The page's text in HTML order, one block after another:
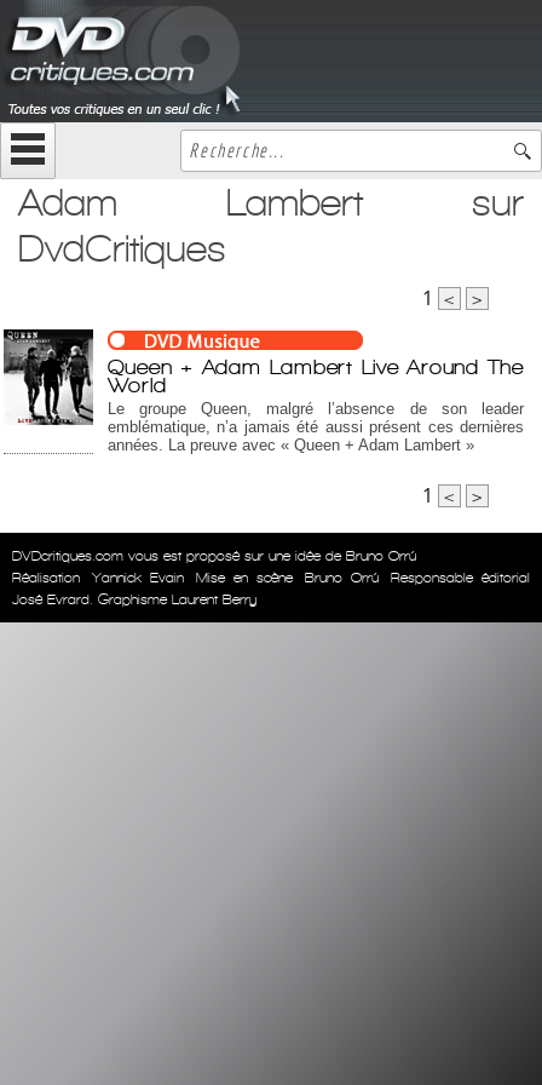
Adam Lambert sur
DvdCritiques
1 < >
Queen + Adam Lambert Live Around The
World
Le groupe Queen, malgré l’absence de son leader
emblématique, n’a jamais été aussi présent ces dernières
années. La preuve avec « Queen + Adam Lambert »
1 < >
DVDcritiques.com vous est proposé sur une idée de Bruno Orrú
Réalisation
Yannick Evain Mise en scène Bruno Orrú
Responsable éditorial
José Evrard. Graphisme Laurent Berry